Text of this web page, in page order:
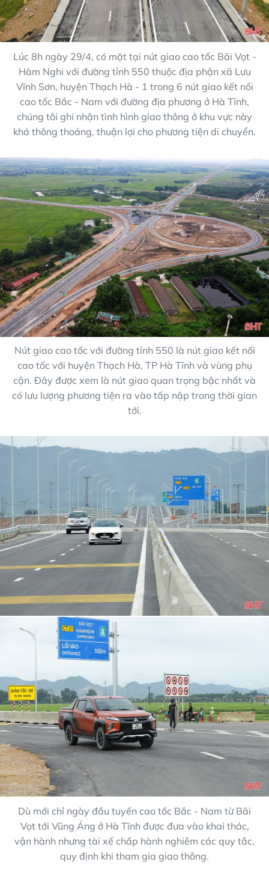
Lúc 8h ngày 29/4, có mặt tại nút giao cao tốc Bãi Vọt -
Hàm Nghi với đường tỉnh 550 thuộc địa phận xã Lưu
Vĩnh Sơn, huyện Thạch Hà - 1 trong 6 nút giao kết nối
cao tốc Bắc - Nam với đường địa phương ở Hà Tĩnh,
chúng tôi ghi nhận tình hình giao thông ở khu vực này
khá thông thoáng, thuận lợi cho phương tiện di chuyển.
Nút giao cao tốc với đường tỉnh 550 là nút giao kết nối
cao tốc với huyện Thạch Hà, TP Hà Tĩnh và vùng phụ
cận. Đây được xem là nút giao quan trọng bậc nhất và
có lưu lượng phương tiện ra vào tấp nập trong thời gian
tới.
Dù mới chỉ ngày đầu tuyến cao tốc Bắc - Nam từ Bãi
Vọt tới Vũng Áng ở Hà Tĩnh được đưa vào khai thác,
vận hành nhưng tài xế chấp hành nghiêm các quy tắc,
quy định khi tham gia giao thông.